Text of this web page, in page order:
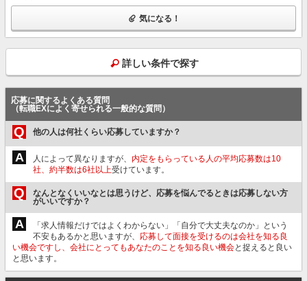
気になる！
詳しい条件で探す
応募に関するよくある質問
（転職EXによく寄せられる一般的な質問）
Q 他の人は何社くらい応募していますか？
A 人によって異なりますが、 内定をもらっている人の平均応募数は10
社、約半数は6社以上受けています。
Q
なんとなくいいなとは思うけど、応募を悩んでるときは応募しない方
がいいですか？
A
「求人情報だけではよくわからない」「自分で大丈夫なのか」という
不安もあるかと思いますが、 応募して面接を受けるのは会社を知る良
い機会ですし、会社にとってもあなたのことを知る良い機会と捉えると良い
と思います。